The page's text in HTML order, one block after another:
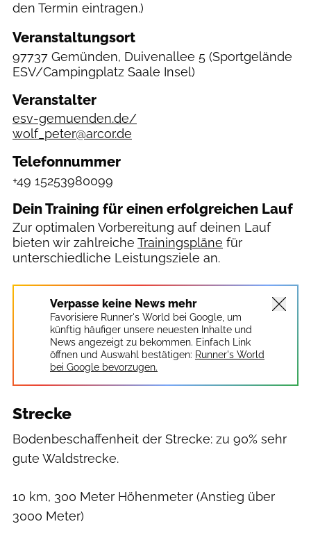
den Termin eintragen.)
Veranstaltungsort
97737 Gemünden, Duivenallee 5 (Sportgelände
ESV/Campingplatz Saale Insel)
Veranstalter
esv-gemuenden.de/
wolf_peter@arcor.de
Telefonnummer
+49 15253980099
Dein Training für einen erfolgreichen Lauf
Zur optimalen Vorbereitung auf deinen Lauf
bieten wir zahlreiche Trainingspläne für
unterschiedliche Leistungsziele an.
Verpasse keine News mehr
Favorisiere Runner's World bei Google, um
künftig häufiger unsere neuesten Inhalte und
News angezeigt zu bekommen. Einfach Link
öffnen und Auswahl bestätigen: Runner's World
bei Google bevorzugen.
Strecke
Bodenbeschaffenheit der Strecke: zu 90% sehr
gute Waldstrecke.
10 km, 300 Meter Höhenmeter (Anstieg über
3000 Meter)